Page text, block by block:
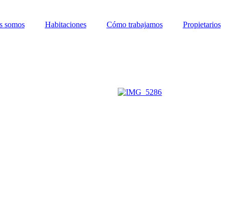
somos Habitaciones Cómo trabajamos Propietarios